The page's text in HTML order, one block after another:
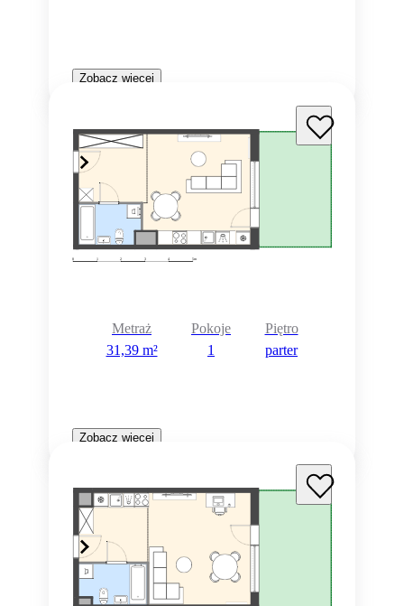
Zobacz więcej
Metraż
31,39 m²
Pokoje
1
Piętro
parter
Zobacz więcej